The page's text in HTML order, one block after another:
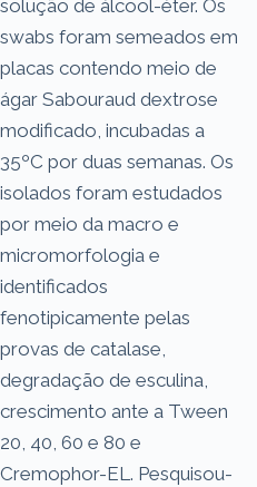
solução de álcool-éter. Os
swabs foram semeados em
placas contendo meio de
ágar Sabouraud dextrose
modificado, incubadas a
35ºC por duas semanas. Os
isolados foram estudados
por meio da macro e
micromorfologia e
identificados
fenotipicamente pelas
provas de catalase,
degradação de esculina,
crescimento ante a Tween
20, 40, 60 e 80 e
Cremophor-EL. Pesquisou-